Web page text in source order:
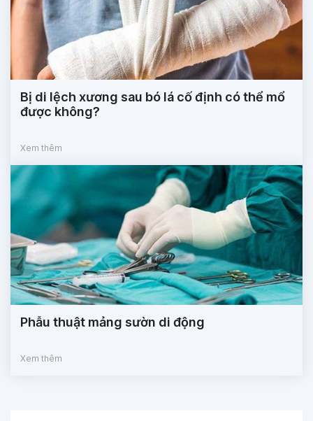
Bị di lệch xương sau bó lá cố định có thể mổ
được không?
Xem thêm
Phẫu thuật mảng sườn di động
Xem thêm